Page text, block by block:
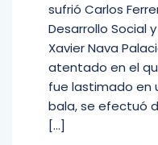
sufrió Carlos
Desarrollo Social
Xavier Nava
atentado en el
fue lastimado en
bala, se efectuó
[…]